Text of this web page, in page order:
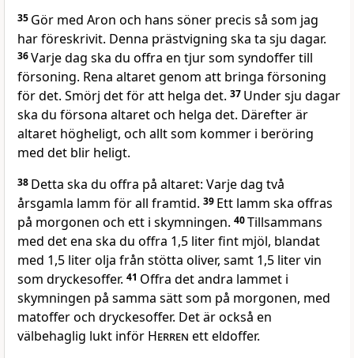
35 Gör med Aron och hans söner precis så som jag
har föreskrivit. Denna prästvigning ska ta sju dagar.
36Varje dag ska du offra en tjur som syndoffer till
försoning. Rena altaret genom att bringa försoning
för det. Smörj det för att helga det. 37 Under sju dagar
ska du försona altaret och helga det. Därefter är
altaret högheligt, och allt som kommer i beröring
med det blir heligt.
38 Detta ska du offra på altaret: Varje dag två
årsgamla lamm för all framtid. 39 Ett lamm ska offras
på morgonen och ett i skymningen. 40Tillsammans
med det ena ska du offra 1,5 liter fint mjöl, blandat
med 1,5 liter olja från stötta oliver, samt 1,5 liter vin
som dryckesoffer. 41 Offra det andra lammet i
skymningen på samma sätt som på morgonen, med
matoffer och dryckesoffer. Det är också en
välbehaglig lukt inför Herren ett eldoffer.